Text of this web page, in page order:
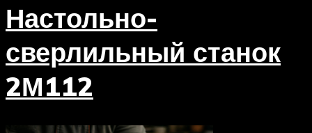
Настольно-
сверлильный станок
2М112